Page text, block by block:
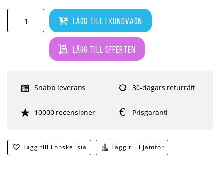
Lägg till i kundvagn
Lägg till offerten
Lägg till i önskelista Lägg till i jämför
Snabb leverans 30-dagars returrätt
10000 recensioner Prisgaranti